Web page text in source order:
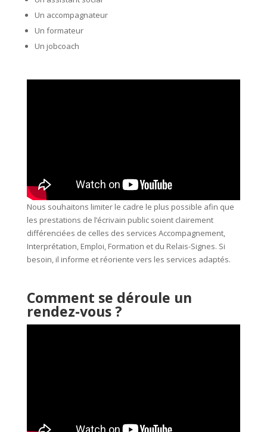
Un accompagnateur
Un formateur
Un jobcoach
Nous souhaitons limiter le cadre le plus possible afin que
les prestations de l’écrivain public soient clairement
différenciées de celles des services Accompagnement,
Interprétation, Emploi, Formation et du Relais-Signes. Si
besoin, il informe et réoriente vers les services adaptés.
Comment se déroule un
rendez-vous ?